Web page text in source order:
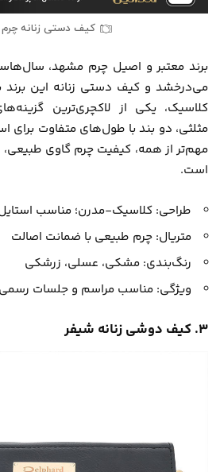
کیف دستی زنانه
برند معتبر و اصیل چرم مشهد،
می‌درخشد و کیف دستی زنانه این برند
کلاسیک، یکی از لاکچری‌ترین
مثلثی، دو بند با طول‌های متفاوت برای
مهم‌تر از همه، کیفیت چرم گاوی طبیعی،
است.
طراحی: کلاسیک-مدرن؛ مناسب
متریال: چرم طبیعی با ضمانت اصالت
رنگ‌بندی: مشکی، عسلی، زرشکی
ویژگی: مناسب مراسم و جلسات رسمی
۳. کیف دوشی زنانه شیفر